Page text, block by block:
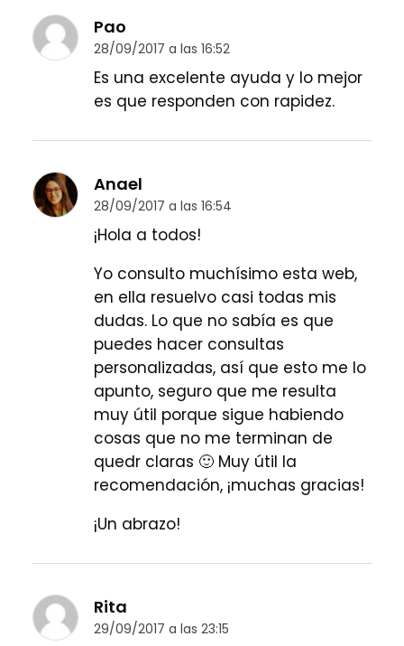
Pao
28/09/2017 a las 16:52
Es una excelente ayuda y lo mejor
es que responden con rapidez.
Anael
28/09/2017 a las 16:54
¡Hola a todos!
Yo consulto muchísimo esta web,
en ella resuelvo casi todas mis
dudas. Lo que no sabía es que
puedes hacer consultas
personalizadas, así que esto me lo
apunto, seguro que me resulta
muy útil porque sigue habiendo
cosas que no me terminan de
quedr claras 🙂 Muy útil la
recomendación, ¡muchas gracias!
¡Un abrazo!
Rita
29/09/2017 a las 23:15